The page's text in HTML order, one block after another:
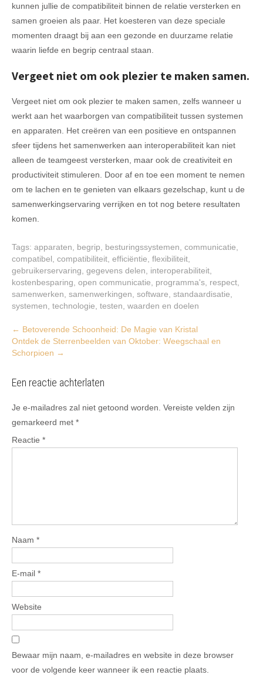
kunnen jullie de compatibiliteit binnen de relatie versterken en
samen groeien als paar. Het koesteren van deze speciale
momenten draagt bij aan een gezonde en duurzame relatie
waarin liefde en begrip centraal staan.
Vergeet niet om ook plezier te maken samen.
Vergeet niet om ook plezier te maken samen, zelfs wanneer u
werkt aan het waarborgen van compatibiliteit tussen systemen
en apparaten. Het creëren van een positieve en ontspannen
sfeer tijdens het samenwerken aan interoperabiliteit kan niet
alleen de teamgeest versterken, maar ook de creativiteit en
productiviteit stimuleren. Door af en toe een moment te nemen
om te lachen en te genieten van elkaars gezelschap, kunt u de
samenwerkingservaring verrijken en tot nog betere resultaten
komen.
Tags: apparaten begrip besturingssystemen communicatie
compatibel compatibiliteit efficiëntie flexibiliteit
gebruikerservaring gegevens delen interoperabiliteit
kostenbesparing open communicatie programma's respect
samenwerken samenwerkingen software standaardisatie
systemen technologie testen waarden en doelen
Post
navigation
← Betoverende Schoonheid: De Magie van Kristal
Ontdek de Sterrenbeelden van Oktober: Weegschaal en
Schorpioen →
Een reactie achterlaten
Je e-mailadres zal niet getoond worden. Vereiste velden zijn
gemarkeerd met *
Reactie *
Naam *
E-mail *
Website
Bewaar mijn naam, e-mailadres en website in deze browser
voor de volgende keer wanneer ik een reactie plaats.